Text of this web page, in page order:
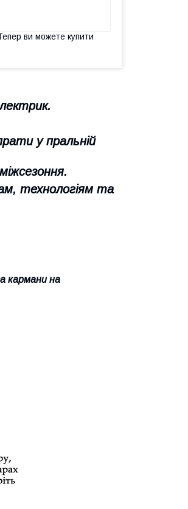
ви можете купити
у пральній
технологіям та
кармани на